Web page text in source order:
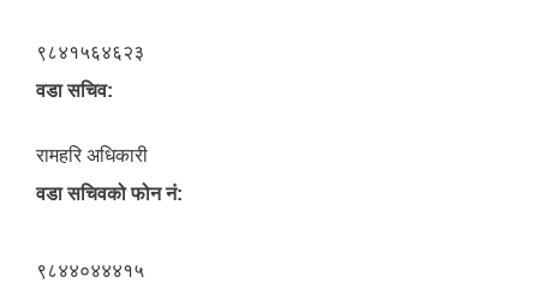
९८४१५६४६२३
वडा सचिव:
रामहरि अधिकारी
वडा सचिवको फोन नं:
९८४४०४४४१५